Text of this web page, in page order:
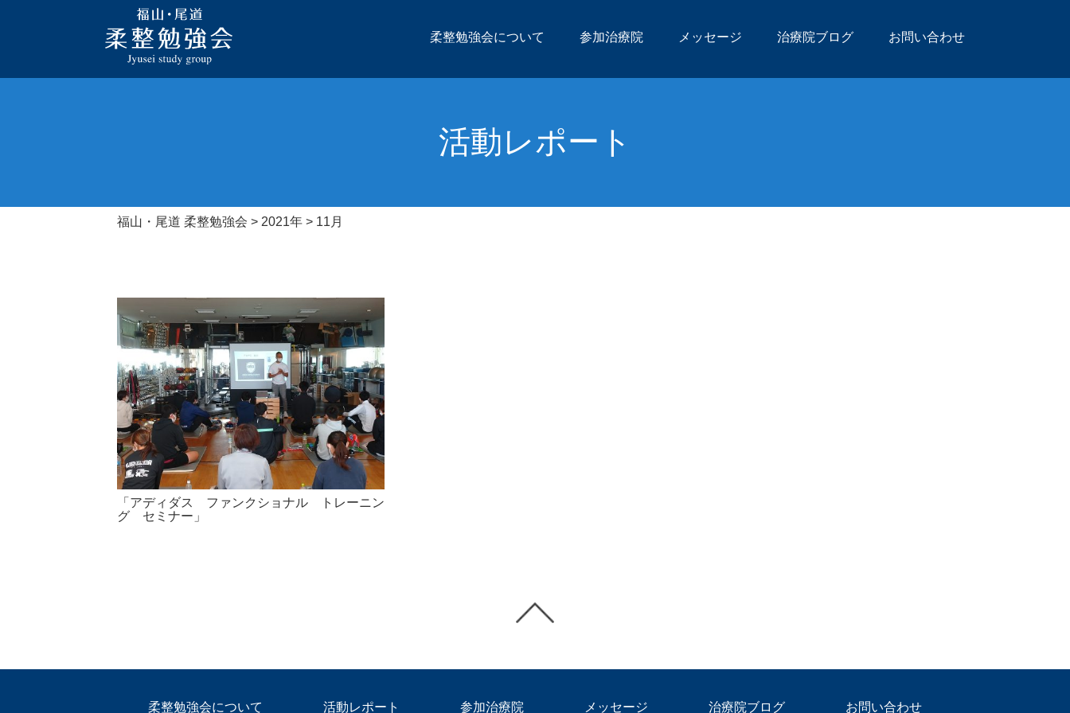
柔整勉強会について 参加治療院 メッセージ 治療院ブログ お問い合わせ
活動レポート
福山・尾道 柔整勉強会 > 2021年 > 11月
「アディダス ファンクショナル トレーニン
グ セミナー」
柔整勉強会について 活動レポート 参加治療院 メッセージ 治療院ブログ お問い合わせ